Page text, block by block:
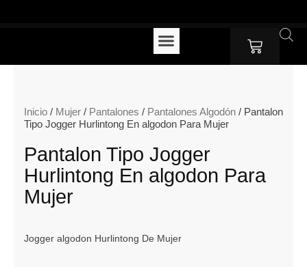
Cart
Inicio / Mujer / Pantalones / Pantalones Algodón / Pantalon
Tipo Jogger Hurlintong En algodon Para Mujer
Pantalon Tipo Jogger
Hurlintong En algodon Para
Mujer
Jogger algodon Hurlintong De Mujer